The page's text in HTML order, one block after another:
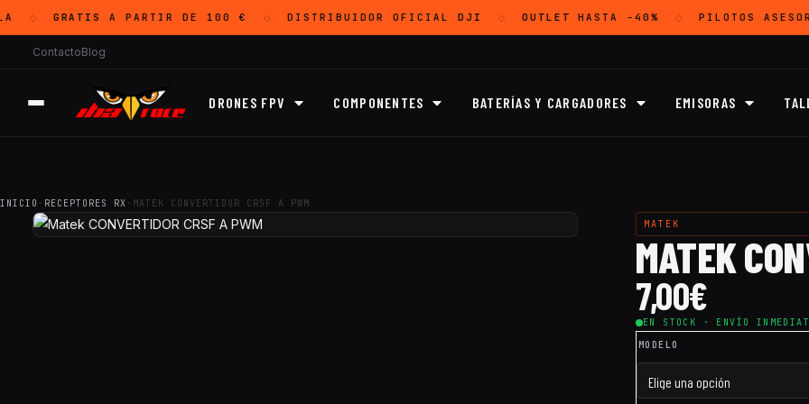
GRATISA PARTIR DE 100 € DISTRIBUIDOR OFICIAL DJI OUTLET HASTA -40% PILOTOS
ContactoBlog
DRONES FPV COMPONENTES BATERÍAS Y CARGADORES EMISORAS
INICIO · RECEPTORES RX · MATEK CONVERTIDOR CRSF A PWM
MATEK
MATEK
7,00€
EN STOCK · ENVÍO
MODELO